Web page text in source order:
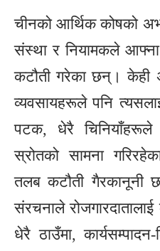
चीनको आर्थिक कोषको
संस्था र नियामकले आफ्ना
कटौती गरेका छन्। केही
व्यवसायहरूले पनि
पटक, धेरै चिनियाँहरूले
स्रोतको सामना
तलब कटौती गैरकानूनी
संरचनाले
धेरै ठाउँमा,